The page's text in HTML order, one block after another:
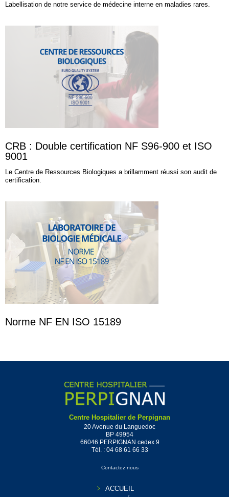
Labellisation de notre service de médecine interne en maladies rares.
CRB : Double certification NF S96-900 et ISO
9001
Le Centre de Ressources Biologiques a brillamment réussi son audit de
certification.
Norme NF EN ISO 15189
Centre Hospitalier de Perpignan
20 Avenue du Languedoc
BP 49954
66046 PERPIGNAN cedex 9
Tél. : 04 68 61 66 33
Contactez nous
ACCUEIL